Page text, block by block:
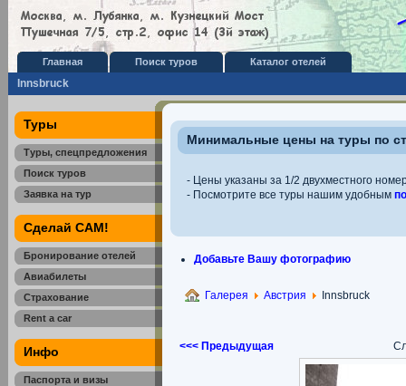
Главная Поиск туров Каталог отелей
Innsbruck
Туры
Туры, спецпредложения
Поиск туров
Заявка на тур
Сделай САМ!
Бронирование отелей
Авиабилеты
Страхование
Rent a car
Инфо
Паспорта и визы
Минимальные цены на туры по
- Цены указаны за 1/2 двухместного
- Посмотрите все туры нашим удобным
Добавьте Вашу фотографию
Галерея Австрия Innsbruck
<<< Предыдущая